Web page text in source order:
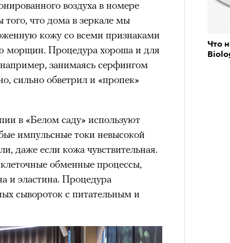
Что
воздуха в номере
что дома в зеркале мы
кожу со всеми признаками
морщин. Процедура хороша и для
например, занимаясь серфингом
сильно обветрил и «пропек»
в «Белом саду» используют
импульсные токи невысокой
даже если кожа чувствительная.
обменные процессы,
и эластина. Процедура
сывороток с питательным и
в
предельной
исчезает информационный шум и
момент.
вызываютмощный выброс
способом выйти из
почувствовать контроль над собой
в горах создает между
связи и чувство доверия
«гена высоты», но
чаще тянутся люди с высокой
идут в горы не ради опасности, а